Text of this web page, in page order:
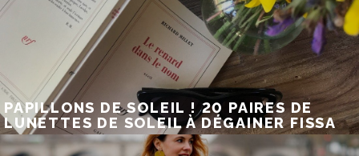
PAPILLONS DE SOLEIL ! 20 PAIRES DE
LUNETTES DE SOLEIL À DÉGAINER FISSA